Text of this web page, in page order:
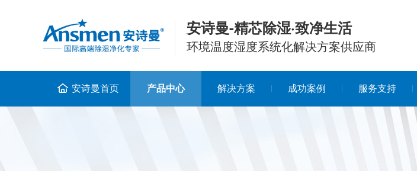
安诗曼-精芯除湿·致净生活
环境温度湿度系统化解决方案供应商
安诗曼首页 产品中心 解决方案 成功案例 服务支持